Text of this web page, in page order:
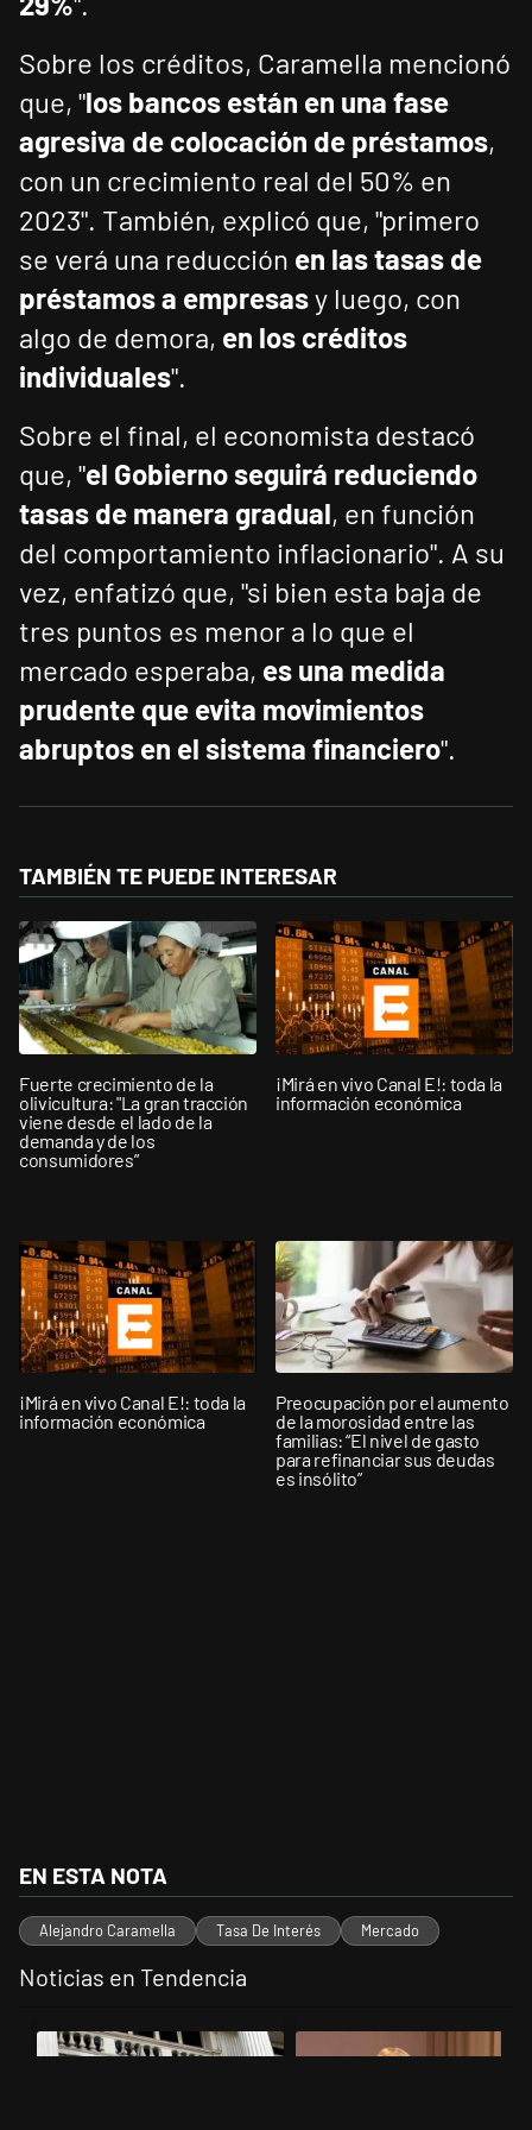
Sobre los créditos, Caramella mencionó
que, "los bancos están en una fase
agresiva de colocación de préstamos,
con un crecimiento real del 50% en
2023". También, explicó que, "primero
se verá una reducción en las tasas de
préstamos a empresasy luego, con
algo de demora, en los créditos
individuales".
Sobre el final, el economista destacó
que, "el Gobierno seguirá reduciendo
tasas de manera gradual, en función
del comportamiento inflacionario". A su
vez, enfatizó que, "si bien esta baja de
tres puntos es menor a lo que el
mercado esperaba, es una medida
prudente que evita movimientos
abruptos en el sistema financiero".
TAMBIÉN TE PUEDE INTERESAR
Fuerte crecimiento de la
olivicultura: "La gran tracción
viene desde el lado de la
demanda y de los
consumidores”
¡Mirá en vivo Canal E!: toda la
información económica
¡Mirá en vivo Canal E!: toda la
información económica
Preocupación por el aumento
de la morosidad entre las
familias: “El nivel de gasto
para refinanciar sus deudas
es insólito”
EN ESTA NOTA
Alejandro Caramella Tasa De Interés Mercado
Noticias en Tendencia
Un artículo de tendencia con el título "Las reservas del Banco
Un artículo de tendencia con el